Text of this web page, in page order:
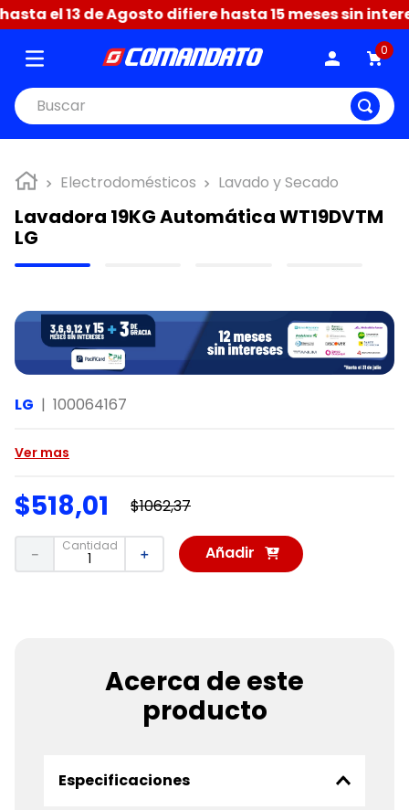
el 13 de Agosto difiere hasta 15 meses sin
0
Buscar
Electrodomésticos Lavado y Secado
Lavadora 19KG Automática WT19DVTM
LG
LG | 100064167
Ver mas
$518,01 $1062,37
Cantidad
＋
－ Añadir
al
Acerca de este
producto
Especificaciones